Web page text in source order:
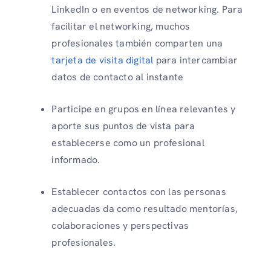
LinkedIn o en eventos de networking. Para
facilitar el networking, muchos
profesionales también comparten una
tarjeta de visita digital para intercambiar
datos de contacto al instante
Participe en grupos en línea relevantes y
aporte sus puntos de vista para
establecerse como un profesional
informado.
Establecer contactos con las personas
adecuadas da como resultado mentorías,
colaboraciones y perspectivas
profesionales.